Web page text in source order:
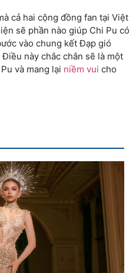
cả hai cộng đồng fan tại Việt
sẽ phần nào giúp Chi Pu có
vào chung kết Đạp gió
Điều này chắc chắn sẽ là một
và mang lại niềm vui cho